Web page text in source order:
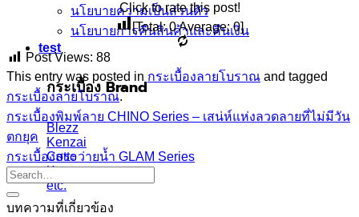
นโยบายความเป็นส่วนตัว
นโยบายการคืนสินค้าและคืนเงิน
test
กระเบื้อง Brand
Blezz
Kenzai
Cotto
Kera
etc.
Click to rate this post!
[Total:0Average:0]
Post Views: 88
This entry was posted in กระเบื้องลายโบราณ and tagged
กระเบื้องลายโบราณ.
กระเบื้องพิมพ์ลาย CHINO Series – เสน่ห์แห่งลวดลายที่ไม่มีวัน
ตกยุค
กระเบื้องสระว่ายน้ำ GLAM Series
บทความที่เกี่ยวข้อง